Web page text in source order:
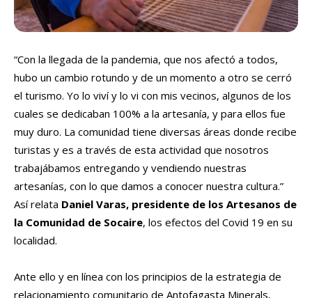
“Con la llegada de la pandemia, que nos afectó a todos,
hubo un cambio rotundo y de un momento a otro se cerró
el turismo. Yo lo viví y lo vi con mis vecinos, algunos de los
cuales se dedicaban 100% a la artesanía, y para ellos fue
muy duro. La comunidad tiene diversas áreas donde recibe
turistas y es a través de esta actividad que nosotros
trabajábamos entregando y vendiendo nuestras
artesanías, con lo que damos a conocer nuestra cultura.”
Así relata Daniel Varas, presidente de los Artesanos de
la Comunidad de Socaire, los efectos del Covid 19 en su
localidad.
Ante ello y en línea con los principios de la estrategia de
relacionamiento comunitario de Antofagasta Minerals,